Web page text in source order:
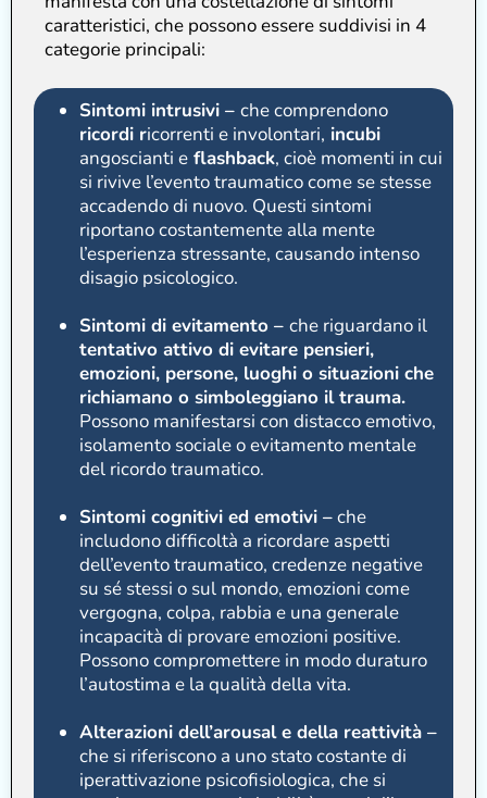
caratteristici, che possono essere suddivisi in 4
categorie principali:
Sintomi intrusivi – che comprendono
ricordi ricorrenti e involontari, incubi
angoscianti e flashback, cioè momenti in cui
si rivive l’evento traumatico come se stesse
accadendo di nuovo. Questi sintomi
riportano costantemente alla mente
l’esperienza stressante, causando intenso
disagio psicologico.
Sintomi di evitamento – che riguardano il
tentativo attivo di evitare pensieri,
emozioni, persone, luoghi o situazioni che
richiamano o simboleggiano il trauma.
Possono manifestarsi con distacco emotivo,
isolamento sociale o evitamento mentale
del ricordo traumatico.
Sintomi cognitivi ed emotivi –che
includono difficoltà a ricordare aspetti
dell’evento traumatico, credenze negative
su sé stessi o sul mondo, emozioni come
vergogna, colpa, rabbia e una generale
incapacità di provare emozioni positive.
Possono compromettere in modo duraturo
l’autostima e la qualità della vita.
Alterazioni dell’arousal e della reattività –
che si riferiscono a uno stato costante di
iperattivazione psicofisiologica, che si